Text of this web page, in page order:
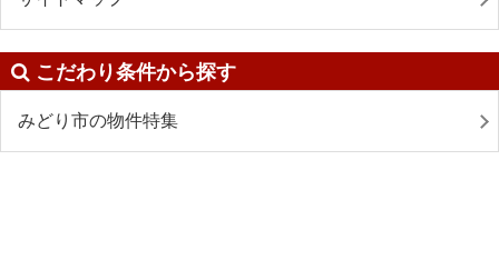
こだわり条件から探す
みどり市の物件特集